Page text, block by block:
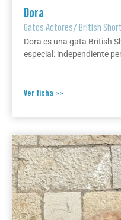
Dora
Gatos Actores/British
Dora es una gata British
especial: independiente
Ver ficha >>